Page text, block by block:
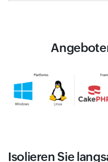
Isolieren Sie